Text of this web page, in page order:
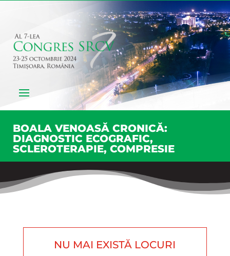
BOALA VENOASĂ CRONICĂ:
DIAGNOSTIC ECOGRAFIC,
SCLEROTERAPIE, COMPRESIE
NU MAI EXISTĂ LOCURI